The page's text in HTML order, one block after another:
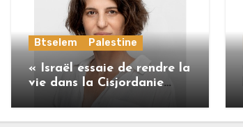
Btselem Palestine
« Israël essaie de rendre la
vie dans la Cisjordanie
insoutenable pour les
Palestiniens. »